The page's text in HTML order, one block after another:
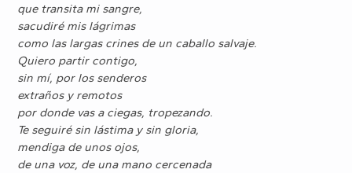
que transita mi sangre,
sacudiré mis lágrimas
como las largas crines de un caballo salvaje.
Quiero partir contigo,
sin mí, por los senderos
extraños y remotos
por donde vas a ciegas, tropezando.
Te seguiré sin lástima y sin gloria,
mendiga de unos ojos,
de una voz, de una mano cercenada